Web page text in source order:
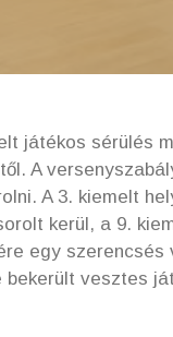
játékos sérülés
A
A 3. kiemelt
kerül, a 9.
egy
bekerült vesztes